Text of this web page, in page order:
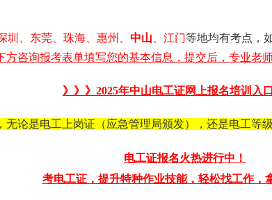
圳、东莞、珠海、惠州、 中山 、江门等地均有考点，
方咨询报考表单填写您的基本信息，提交后，专业老
》》》2025年中山电工证网上报名培训入
无论是电工上岗证（应急管理局颁发），还是电工等
电工证报名火热进行中！
考电工证，提升特种作业技能，轻松找工作，